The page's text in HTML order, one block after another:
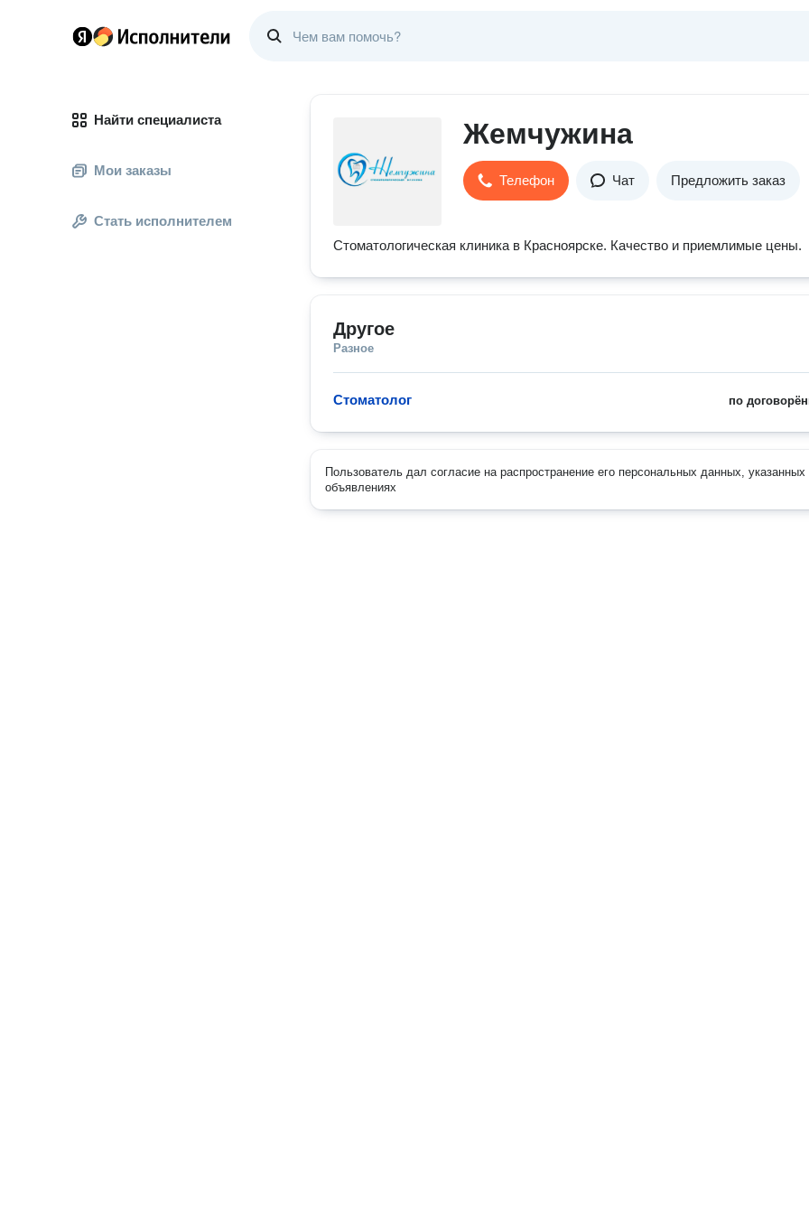
Найти специалиста
Мои заказы
Стать исполнителем
Жемчужина
Телефон Чат Предложить заказ
Стоматологическая клиника в Красноярске. Качество и приемлимые цены.
Другое
Разное
по
Стоматолог
Пользователь дал согласие на распространение его персональных данных, указанных
объявлениях